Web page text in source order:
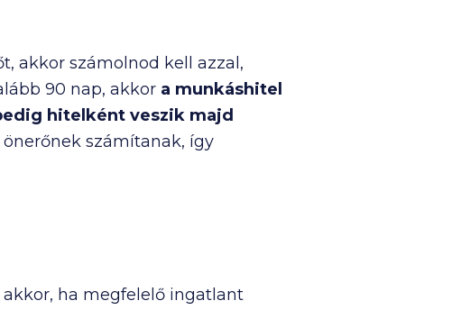
akkor számolnod kell azzal,
90 nap, akkor a munkáshitel
hitelként veszik majd
számítanak, így
akkor, ha megfelelő ingatlant